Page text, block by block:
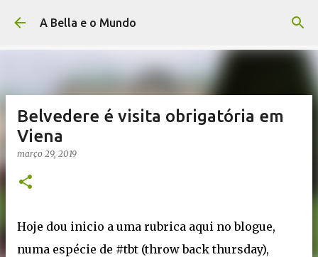
Avançar para o conteúdo principal
A Bella e o Mundo
Belvedere é visita obrigatória em
Viena
março 29, 2019
Hoje dou inicio a uma rubrica aqui no blogue,
numa espécie de #tbt (throw back thursday),